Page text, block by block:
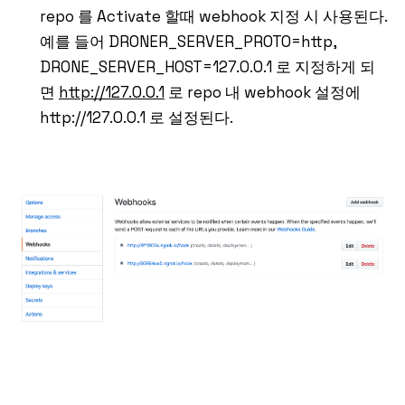
repo 를 Activate 할때 webhook 지정 시 사용된다.
예를 들어 DRONER_SERVER_PROTO=http,
DRONE_SERVER_HOST=127.0.0.1 로 지정하게 되
면 http://127.0.0.1 로 repo 내 webhook 설정에
http://127.0.0.1 로 설정된다.